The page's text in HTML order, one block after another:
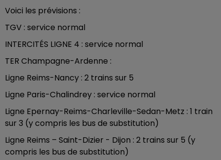
Voici les prévisions :
TGV : service normal
INTERCITÉS LIGNE 4 : service normal
TER Champagne-Ardenne :
Ligne Reims-Nancy : 2 trains sur 5
Ligne Paris-Chalindrey : service normal
Ligne Epernay-Reims-Charleville-Sedan-Metz : 1 train
sur 3 (y compris les bus de substitution)
Ligne Reims – Saint-Dizier - Dijon : 2 trains sur 5 (y
compris les bus de substitution)